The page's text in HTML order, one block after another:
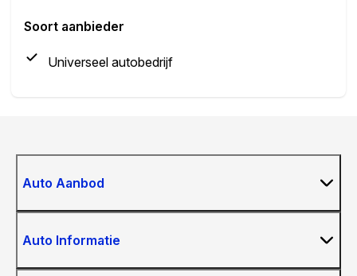
Soort aanbieder
Universeel autobedrijf
Auto Aanbod
Auto Informatie